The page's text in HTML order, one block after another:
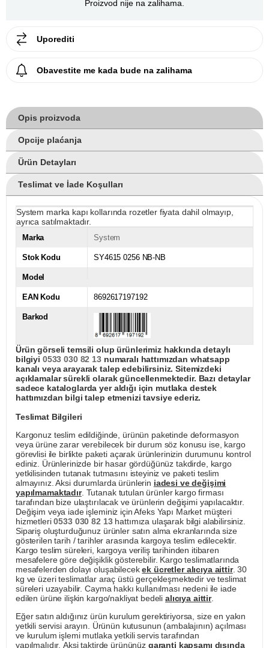
Proizvod nije na zalihama.
Uporediti
Obavestite me kada bude na zalihama
Opis proizvoda
Opcije plaćanja
Ürün Detayları
Teslimat ve İade Koşulları
System marka kapı kollarında rozetler fiyata dahil olmayıp,
ayrıca satılmaktadır.
Marka System
Stok Kodu SY4615 0256 NB-NB
Model
EAN Kodu 8692617197192
Barkod
Ürün görseli temsili olup ürünlerimiz hakkında detaylı
bilgiyi 0533 030 82 13numaralı hattımızdan whatsapp
kanalı veya arayarak talep edebilirsiniz. Sitemizdeki
açıklamalar sürekli olarak güncellenmektedir. Bazı detaylar
sadece kataloglarda yer aldığı için mutlaka destek
hattımızdan bilgi talep etmenizi tavsiye ederiz.
Teslimat Bilgileri
Kargonuz teslim edildiğinde, ürünün paketinde deformasyon
veya ürüne zarar verebilecek bir durum söz konusu ise, kargo
görevlisi ile birlikte paketi açarak ürünlerinizin durumunu kontrol
ediniz. Ürünlerinizde bir hasar gördüğünüz takdirde, kargo
yetkilisinden tutanak tutmasını isteyiniz ve paketi teslim
almayınız. Aksi durumlarda ürünlerin iadesi ve değişimi
yapılmamaktadır. Tutanak tutulan ürünler kargo firması
tarafından bize ulaştırılacak ve ürünlerin değişimi yapılacaktır.
Değişim veya iade işleminiz için Afeks Yapı Market müşteri
hizmetleri0533 030 82 13hattımıza ulaşarak bilgi alabilirsiniz.
Sipariş oluşturduğunuz ürünler satın alma ekranlarında size
gösterilen tarih / tarihler arasında kargoya teslim edilecektir.
Kargo teslim süreleri, kargoya veriliş tarihinden itibaren
mesafelere göre değişiklik gösterebilir. Kargo teslimatlarında
mesafelerden dolayı oluşabilecekek ücretler alıcıya aittir. 30
kg ve üzeri teslimatlar araç üstü gerçekleşmektedir ve teslimat
süreleri uzayabilir. Cayma hakkı kullanılması nedeni ile iade
edilen ürüne ilişkin kargo/nakliyat bedeli alıcıya aittir.
Eğer satın aldığınız ürün kurulum gerektiriyorsa, size en yakın
yetkili servisi arayın. Ürünün kutusunun (ambalajının) açılması
ve kurulum işlemi mutlaka yetkili servis tarafından
yapılmalıdır. Aksi taktirde ürününüz garanti kapsamı dışında